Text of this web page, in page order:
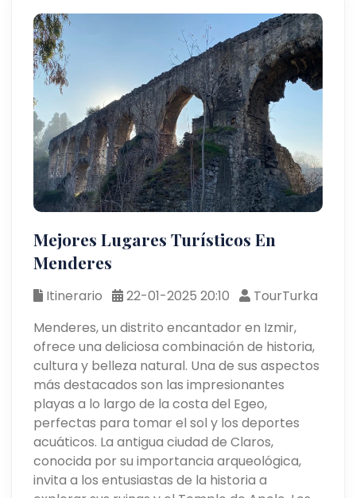
Mejores Lugares Turísticos En
Menderes
Itinerario 22-01-2025 20:10
TourTurka
Menderes, un distrito encantador en Izmir,
ofrece una deliciosa combinación de historia,
cultura y belleza natural. Una de sus aspectos
más destacados son las impresionantes
playas a lo largo de la costa del Egeo,
perfectas para tomar el sol y los deportes
acuáticos. La antigua ciudad de Claros,
conocida por su importancia arqueológica,
invita a los entusiastas de la historia a